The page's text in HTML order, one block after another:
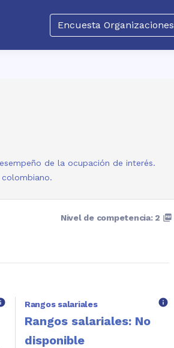
Encuesta Organizaciones
de la ocupación de interés.
Nivel de competencia: 2 picture_as_pdf
Rangos salariales info
Rangos salariales: No
disponible